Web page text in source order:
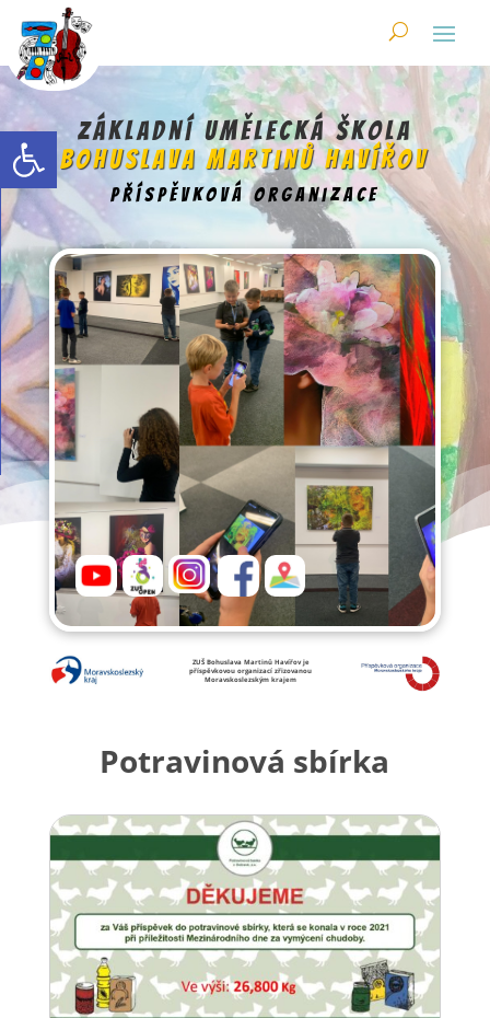
Open toolbar
content
Základní umělecká škola
Bohuslava Martinů Havířov
příspěvková organizace
ZUŠ Bohuslava Martinů Havířov je
příspěvkovou organizací zřizovanou
Moravskoslezským krajem
Potravinová sbírka